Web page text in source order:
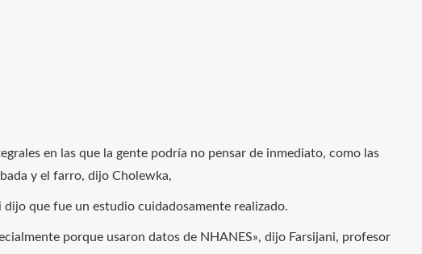
en las que la gente podría no pensar de inmediato, como las
y el farro, dijo Cholewka,
dijo que fue un estudio cuidadosamente realizado.
porque usaron datos de NHANES», dijo Farsijani, profesor